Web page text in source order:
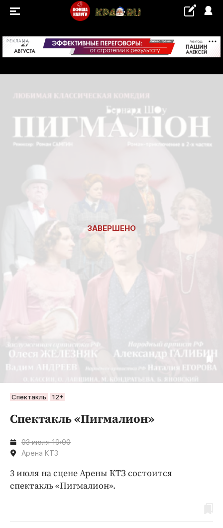
РЕКЛАМА +22...+23 °С
СОБЫТИЯ
Концерты
Спектакль 12+
Спектакль «Пигмалион»
03 июля 19:00
Арена КТЗ
3 июля на сцене Арены КТЗ состоится
спектакль «Пигмалион».